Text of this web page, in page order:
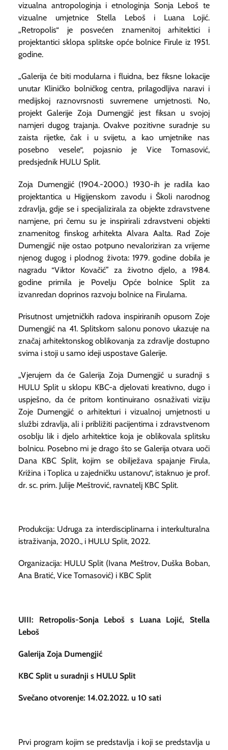
vizualna antropologinja i etnologinja Sonja Leboš te
vizualne umjetnice Stella Leboš i Luana Lojić.
„Retropolis“ je posvećen znamenitoj arhitektici i
projektantici sklopa splitske opće bolnice Firule iz 1951.
godine.
„Galerija će biti modularna i fluidna, bez fiksne lokacije
unutar Kliničko bolničkog centra, prilagodljiva naravi i
medijskoj raznovrsnosti suvremene umjetnosti. No,
projekt Galerije Zoja Dumengjić jest fiksan u svojoj
namjeri dugog trajanja. Ovakve pozitivne suradnje su
zaista rijetke, čak i u svijetu, a kao umjetnike nas
posebno vesele“, pojasnio je Vice Tomasović,
predsjednik HULU Split.
Zoja Dumengjić (1904.-2000.) 1930-ih je radila kao
projektantica u Higijenskom zavodu i Školi narodnog
zdravlja, gdje se i specijalizirala za objekte zdravstvene
namjene, pri čemu su je inspirirali zdravstveni objekti
znamenitog finskog arhitekta Alvara Aalta. Rad Zoje
Dumengjić nije ostao potpuno nevaloriziran za vrijeme
njenog dugog i plodnog života: 1979. godine dobila je
nagradu “Viktor Kovačić” za životno djelo, a 1984.
godine primila je Povelju Opće bolnice Split za
izvanredan doprinos razvoju bolnice na Firulama.
Prisutnost umjetničkih radova inspiriranih opusom Zoje
Dumengjić na 41. Splitskom salonu ponovo ukazuje na
značaj arhitektonskog oblikovanja za zdravlje dostupno
svima i stoji u samo ideji uspostave Galerije.
„Vjerujem da će Galerija Zoja Dumengjić u suradnji s
HULU Split u sklopu KBC-a djelovati kreativno, dugo i
uspješno, da će pritom kontinuirano osnaživati viziju
Zoje Dumengjić o arhitekturi i vizualnoj umjetnosti u
službi zdravlja, ali i približiti pacijentima i zdravstvenom
osoblju lik i djelo arhitektice koja je oblikovala splitsku
bolnicu. Posebno mi je drago što se Galerija otvara uoči
Dana KBC Split, kojim se obilježava spajanje Firula,
Križina i Toplica u zajedničku ustanovu“, istaknuo je prof.
dr. sc. prim. Julije Meštrović, ravnatelj KBC Split.
Produkcija: Udruga za interdisciplinarna i interkulturalna
istraživanja, 2020., i HULU Split, 2022.
Organizacija: HULU Split (Ivana Meštrov, Duška Boban,
Ana Bratić, Vice Tomasović) i KBC Split
UIII: Retropolis-Sonja Leboš s Luana Lojić, Stella
Leboš
Galerija Zoja Dumengjić
KBC Split u suradnji s HULU Split
Svečano otvorenje: 14.02.2022. u 10 sati
Prvi program kojim se predstavlja i koji se predstavlja u